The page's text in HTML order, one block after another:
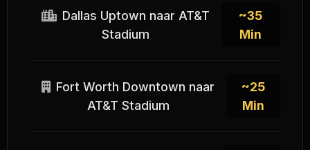
Dallas Uptown naar AT&T
Stadium
~35
Min
Fort Worth Downtown naar
AT&T Stadium
~25
Min